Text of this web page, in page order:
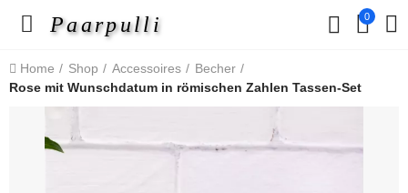
Paarpulli 0
Home Shop Accessoires
Becher
Rose mit Wunschdatum in römischen Zahlen Tassen-Set